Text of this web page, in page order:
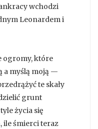
wchodzi
Leonardem i
ogromy, które
a myślą moją —
te skały
grunt
życia się
ile śmierci teraz